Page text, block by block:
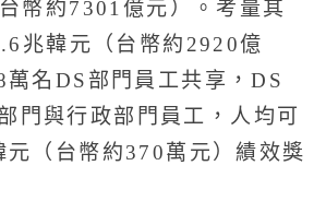
幣約7301億元）。考量其
兆韓元（台幣約2920億
名DS部門員工共享，DS
門與行政部門員工，人均可
元（台幣約370萬元）績效獎